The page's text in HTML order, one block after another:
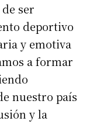
ser
deportivo
y emotiva
a formar
nuestro país
y la